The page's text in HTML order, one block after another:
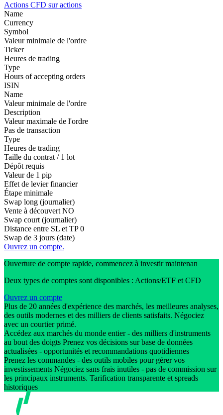
Actions CFD sur actions
Name
Currency
Symbol
Valeur minimale de l'ordre
Ticker
Heures de trading
Type
Hours of accepting orders
ISIN
Name
Valeur minimale de l'ordre
Description
Valeur maximale de l'ordre
Pas de transaction
Type
Heures de trading
Taille du contrat / 1 lot
Dépôt requis
Valeur de 1 pip
Effet de levier financier
Étape minimale
Swap long (journalier)
Vente à découvert NO
Swap court (journalier)
Distance entre SL et TP 0
Swap de 3 jours (date)
Ouvrez un compte.
Ouverture de compte rapide, commencez à investir maintenan
Deux types de comptes sont disponibles : Actions/ETF et CFD
Ouvrez un compte
Plus de 20 années d'expérience des marchés, les meilleures analyses,
des outils modernes et des milliers de clients satisfaits. Négociez
avec un courtier primé.
Accédez aux marchés du monde entier - des milliers d'instruments
au bout des doigts Prenez vos décisions sur base de données
actualisées - opportunités et recommandations quotidiennes
Prenez les commandes - des outils mobiles pour gérer vos
investissements Négociez sans frais inutiles - pas de commission sur
les principaux instruments. Tarification transparente et spreads
historiques